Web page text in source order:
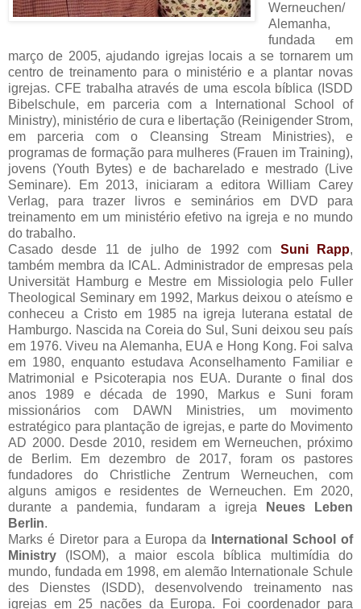
Werneuchen/
Alemanha,
fundada em
março de 2005, ajudando igrejas locais a se tornarem um
centro de treinamento para o ministério e a plantar novas
igrejas. CFE trabalha através de uma escola bíblica (ISDD
Bibelschule, em parceria com a International School of
Ministry), ministério de cura e libertação (Reinigender Strom,
em parceria com o Cleansing Stream Ministries), e
programas de formação para mulheres (Frauen im Training),
jovens (Youth Bytes) e de bacharelado e mestrado (Live
Seminare). Em 2013, iniciaram a editora William Carey
Verlag, para trazer livros e seminários em DVD para
treinamento em um ministério efetivo na igreja e no mundo
do trabalho.
Casado desde 11 de julho de 1992 com Suni Rapp,
também membra da ICAL. Administrador de empresas pela
Universität Hamburg e Mestre em Missiologia pelo Fuller
Theological Seminary em 1992, Markus deixou o ateísmo e
conheceu a Cristo em 1985 na igreja luterana estatal de
Hamburgo. Nascida na Coreia do Sul, Suni deixou seu país
em 1976. Viveu na Alemanha, EUA e Hong Kong. Foi salva
em 1980, enquanto estudava Aconselhamento Familiar e
Matrimonial e Psicoterapia nos EUA. Durante o final dos
anos 1989 e década de 1990, Markus e Suni foram
missionários com DAWN Ministries, um movimento
estratégico para plantação de igrejas, e parte do Movimento
AD 2000. Desde 2010, residem em Werneuchen, próximo
de Berlim. Em dezembro de 2017, foram os pastores
fundadores do Christliche Zentrum Werneuchen, com
alguns amigos e residentes de Werneuchen. Em 2020,
durante a pandemia, fundaram a igreja
Neues Leben
Berlin.
Marks é Diretor para a Europa da
International School of
Ministry (ISOM), a maior escola bíblica multimídia do
mundo, fundada em 1998, em alemão Internationale Schule
des Dienstes (ISDD), desenvolvendo treinamento nas
igrejas em 25 nações da Europa. Foi coordenador para